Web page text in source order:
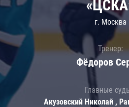
г. Москва
Тренер:
Фёдоров
Главные
Акузовский Николай ,